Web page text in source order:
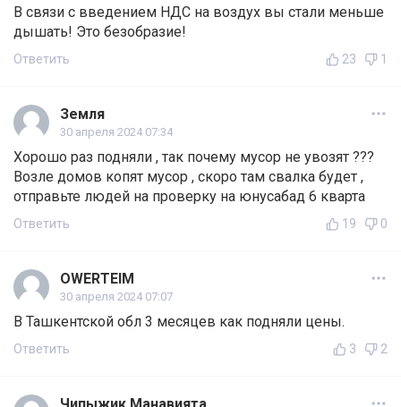
В связи с введением НДС на воздух вы стали меньше
дышать! Это безобразие!
Ответить 23 1
Земля
30 апреля 2024 07:34
Хорошо раз подняли , так почему мусор не увозят ???
Возле домов копят мусор , скоро там свалка будет ,
отправьте людей на проверку на юнусабад 6 кварта
Ответить 19 0
OWERTEIM
30 апреля 2024 07:07
В Ташкентской обл 3 месяцев как подняли цены.
Ответить 3 2